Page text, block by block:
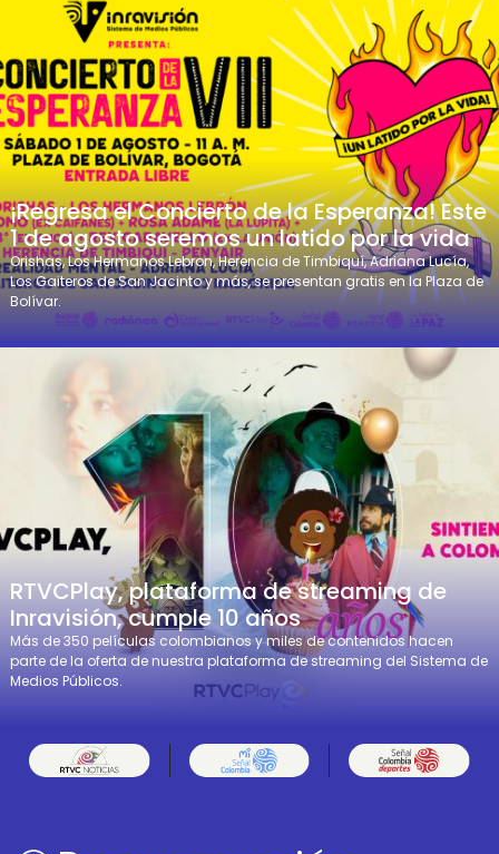
¡Regresa el Concierto de la Esperanza! Este
1 de agosto seremos un latido por la vida
Orishas, Los Hermanos Lebron, Herencia de Timbiquí, Adriana Lucía,
Los Gaiteros de San Jacinto y más, se presentan gratis en la Plaza de
Bolívar.
RTVCPlay, plataforma de streaming de
Inravisión, cumple 10 años
Más de 350 películas colombianos y miles de contenidos hacen
parte de la oferta de nuestra plataforma de streaming del Sistema de
Medios Públicos.